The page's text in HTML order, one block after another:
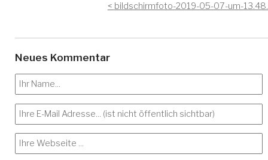
bildschirmfoto-2019-05-07-um-
Neues Kommentar